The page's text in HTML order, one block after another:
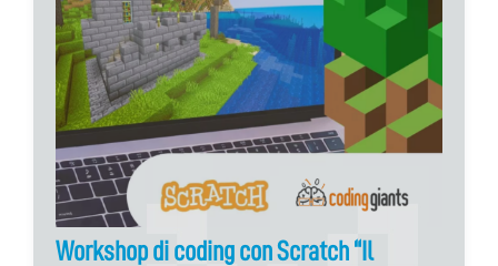
Workshop di coding con Scratch “Il